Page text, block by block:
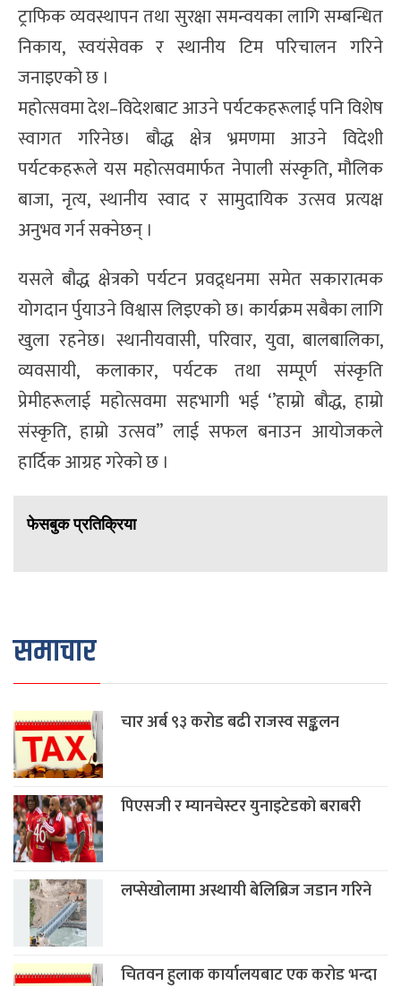
ट्राफिक व्यवस्थापन तथा सुरक्षा समन्वयका लागि सम्बन्धित
निकाय, स्वयंसेवक र स्थानीय टिम परिचालन गरिने
जनाइएको छ ।
महोत्सवमा देश–विदेशबाट आउने पर्यटकहरूलाई पनि विशेष
स्वागत गरिनेछ। बौद्ध क्षेत्र भ्रमणमा आउने विदेशी
पर्यटकहरूले यस महोत्सवमार्फत नेपाली संस्कृति, मौलिक
बाजा, नृत्य, स्थानीय स्वाद र सामुदायिक उत्सव प्रत्यक्ष
अनुभव गर्न सक्नेछन् ।
यसले बौद्ध क्षेत्रको पर्यटन प्रवद्र्धनमा समेत सकारात्मक
योगदान र्पुयाउने विश्वास लिइएको छ। कार्यक्रम सबैका लागि
खुला रहनेछ। स्थानीयवासी, परिवार, युवा, बालबालिका,
व्यवसायी, कलाकार, पर्यटक तथा सम्पूर्ण संस्कृति
प्रेमीहरूलाई महोत्सवमा सहभागी भई ‘’हाम्रो बौद्ध, हाम्रो
संस्कृति, हाम्रो उत्सव” लाई सफल बनाउन आयोजकले
हार्दिक आग्रह गरेको छ ।
फेसबुक प्रतिक्रिया
समाचार
चार अर्ब ९३ करोड बढी राजस्व सङ्कलन
पिएसजी र म्यानचेस्टर युनाइटेडको बराबरी
लप्सेखोलामा अस्थायी बेलिब्रिज जडान गरिने
चितवन हुलाक कार्यालयबाट एक करोड भन्दा